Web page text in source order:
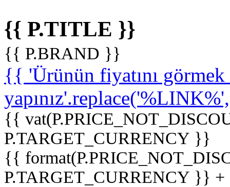
{{ P.TITLE }}
{{ P.BRAND }}
{{ 'Ürünün fiyatını
{{
P.TARGET_CURRENCY }}
{{
P.TARGET_CURRENCY }}